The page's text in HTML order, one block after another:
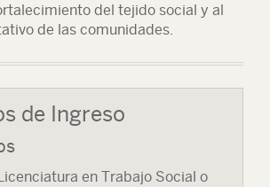
del tejido social y al
de las comunidades.
de Ingreso
en Trabajo Social o